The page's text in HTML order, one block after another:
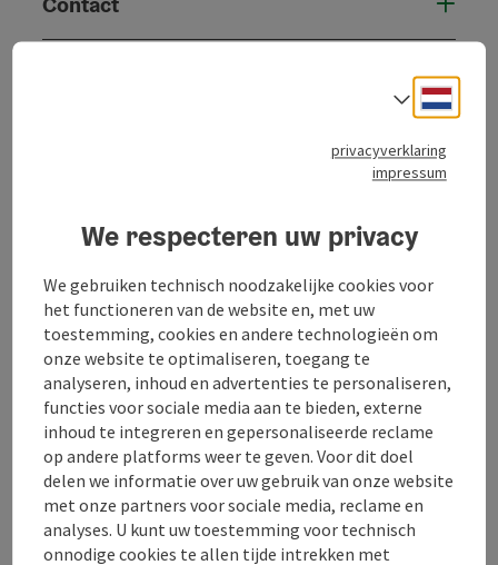
Bijdrage aankruisen
Naar favorieten
PDF aanmaken
Bijdrage printen
In de buurt
powered byTOURDATA Doe een suggestie
privacyverklaring
impressum
We respecteren uw privacy
We gebruiken technisch noodzakelijke cookies voor
het functioneren van de website en, met uw
toestemming, cookies en andere technologieën om
onze website te optimaliseren, toegang te
analyseren, inhoud en advertenties te personaliseren,
functies voor sociale media aan te bieden, externe
inhoud te integreren en gepersonaliseerde reclame
op andere platforms weer te geven. Voor dit doel
delen we informatie over uw gebruik van onze website
met onze partners voor sociale media, reclame en
analyses. U kunt uw toestemming voor technisch
onnodige cookies te allen tijde intrekken met